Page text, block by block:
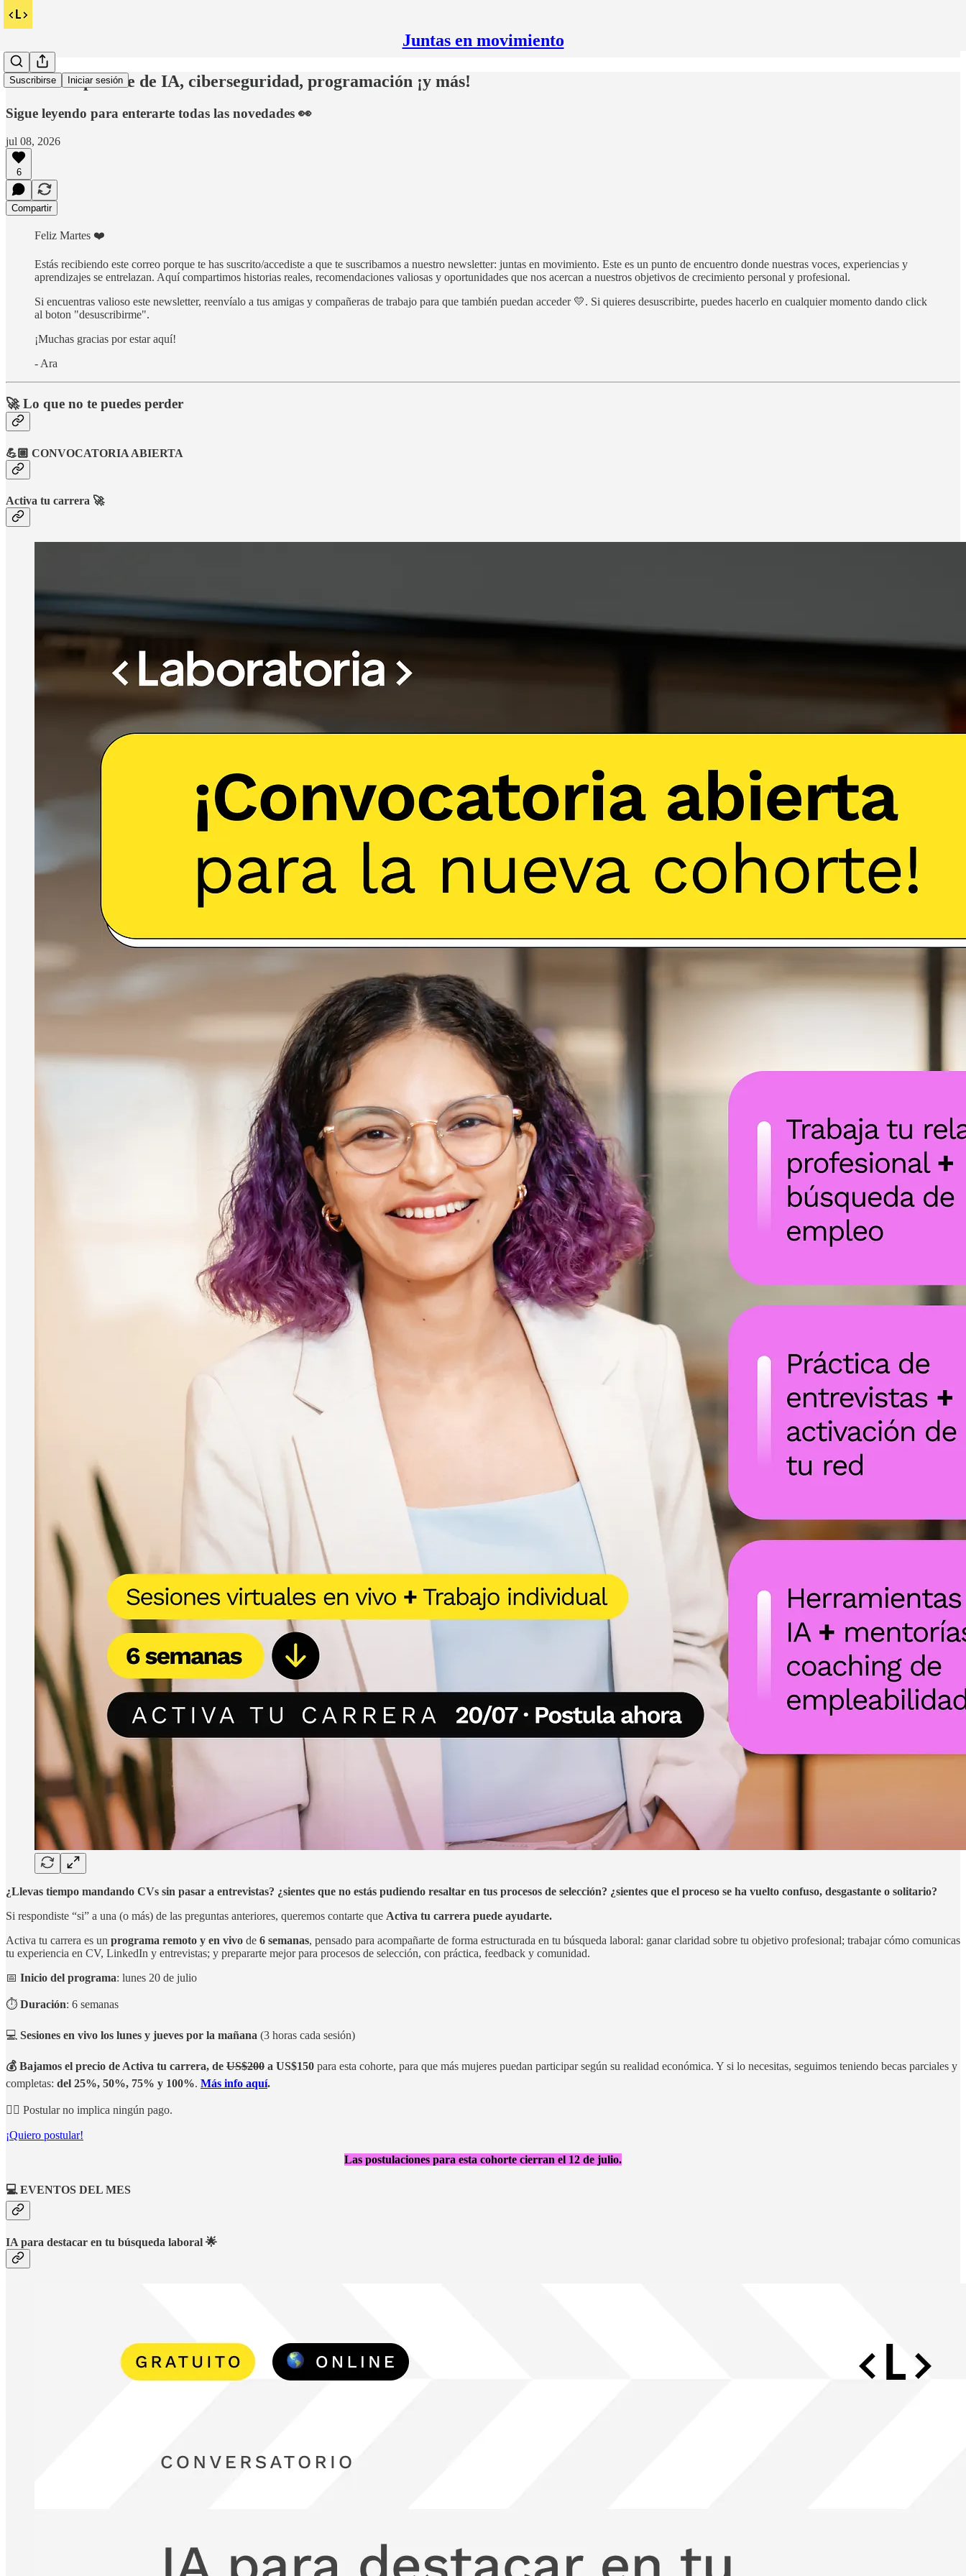
Juntas en movimiento
Suscribirse Iniciar sesión
Este mes aprende de IA, ciberseguridad, programación ¡y más!
Sigue leyendo para enterarte todas las novedades 👀
jul 08, 2026
6
Compartir
Feliz Martes ❤️
Estás recibiendo este correo porque te has suscrito/accediste a que te suscribamos a nuestro newsletter: juntas en movimiento. Este es un punto de encuentro donde nuestras voces, experiencias y
aprendizajes se entrelazan. Aquí compartimos historias reales, recomendaciones valiosas y oportunidades que nos acercan a nuestros objetivos de crecimiento personal y profesional.
Si encuentras valioso este newsletter, reenvíalo a tus amigas y compañeras de trabajo para que también puedan acceder 💛. Si quieres desuscribirte, puedes hacerlo en cualquier momento dando click
al boton "desuscribirme".
¡Muchas gracias por estar aquí!
- Ara
🚀 Lo que no te puedes perder
💪🏼 CONVOCATORIA ABIERTA
Activa tu carrera 🚀
¿Llevas tiempo mandando CVs sin pasar a entrevistas? ¿sientes que no estás pudiendo resaltar en tus procesos de selección? ¿sientes que el proceso se ha vuelto confuso, desgastante o solitario?
Si respondiste “si” a una (o más) de las preguntas anteriores, queremos contarte que Activa tu carrera puede ayudarte.
Activa tu carrera es un programa remoto y en vivo de 6 semanas, pensado para acompañarte de forma estructurada en tu búsqueda laboral: ganar claridad sobre tu objetivo profesional; trabajar cómo comunicas
tu experiencia en CV, LinkedIn y entrevistas; y prepararte mejor para procesos de selección, con práctica, feedback y comunidad.
📅 Inicio del programa: lunes 20 de julio
⏱️ Duración: 6 semanas
💻 Sesiones en vivo los lunes y jueves por la mañana (3 horas cada sesión)
💰 Bajamos el precio de Activa tu carrera, de US$200 a US$150 para esta cohorte, para que más mujeres puedan participar según su realidad económica. Y si lo necesitas, seguimos teniendo becas parciales y
completas: del 25%, 50%, 75% y 100%. Más info aquí.
👉🏽 Postular no implica ningún pago.
¡Quiero postular!
Las postulaciones para esta cohorte cierran el 12 de julio.
💻 EVENTOS DEL MES
IA para destacar en tu búsqueda laboral 🌟